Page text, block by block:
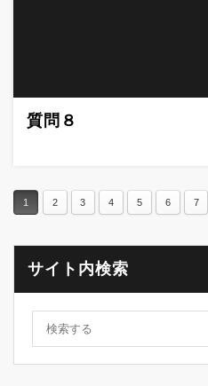
質問８
1 2 3 4 5 6 7
サイト内検索